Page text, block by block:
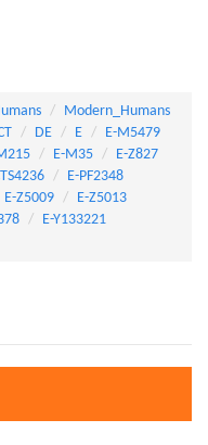
Modern_Humans
DE E
E-M5479
E-M35
E-Z827
E-PF2348
E-Z5009
E-Z5013
E-Y133221